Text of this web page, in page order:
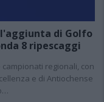
di Golfo
8 ripescaggi
regionali, con
e di Antiochense